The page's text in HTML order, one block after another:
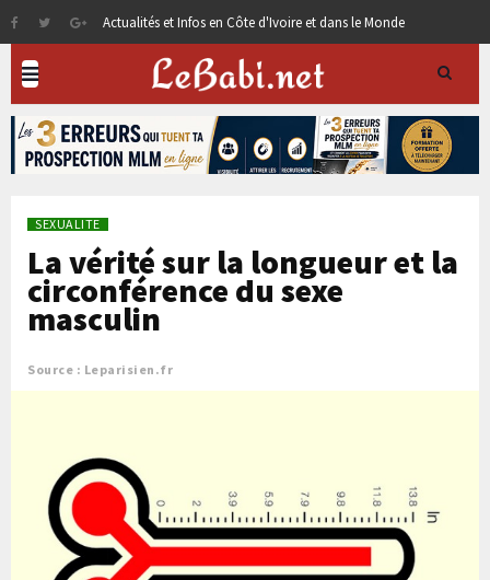
Actualités et Infos en Côte d'Ivoire et dans le Monde
SEXUALITE
La vérité sur la longueur et la
circonférence du sexe
masculin
Source : Leparisien.fr